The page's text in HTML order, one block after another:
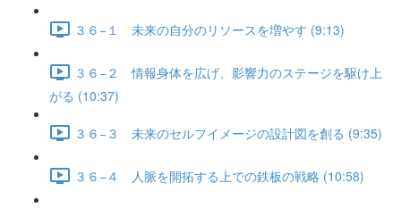
３６−１ 未来の自分のリソースを増やす (9:13)
３６−２ 情報身体を広げ、影響力のステージを駆け上
がる (10:37)
３６−３ 未来のセルフイメージの設計図を創る (9:35)
３６−４ 人脈を開拓する上での鉄板の戦略 (10:58)